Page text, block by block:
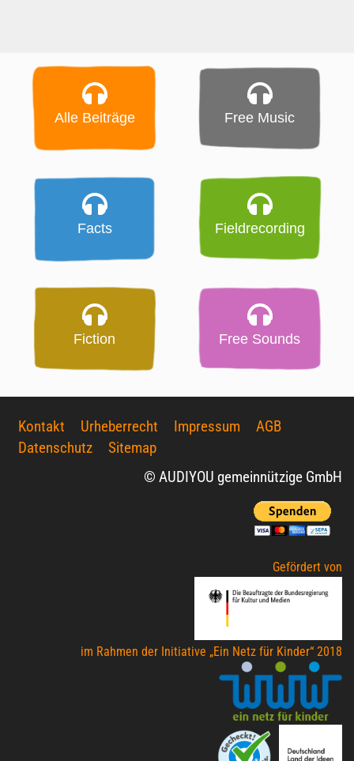
Alle Beiträge Free Music
Facts Fieldrecording
Fiction Free Sounds
Kontakt Urheberrecht Impressum
AGB
Datenschutz
Sitemap
© AUDIYOU gemeinnützige GmbH
Gefördert von
im Rahmen der Initiative „Ein Netz für Kinder“ 2018